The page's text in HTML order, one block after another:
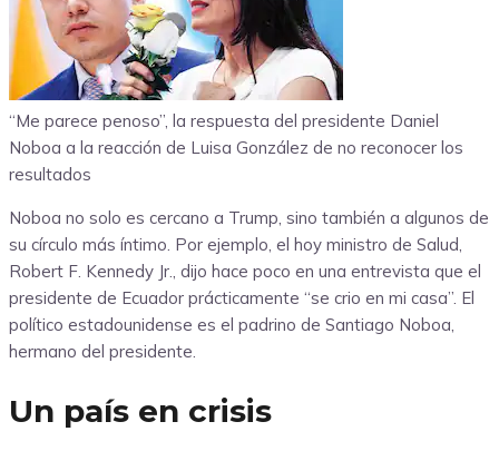
“Me parece penoso”, la respuesta del presidente Daniel
Noboa a la reacción de Luisa González de no reconocer los
resultados
Noboa no solo es cercano a Trump, sino también a algunos de
su círculo más íntimo. Por ejemplo, el hoy ministro de Salud,
Robert F. Kennedy Jr., dijo hace poco en una entrevista que el
presidente de Ecuador prácticamente “se crio en mi casa”. El
político estadounidense es el padrino de Santiago Noboa,
hermano del presidente.
Un país en crisis